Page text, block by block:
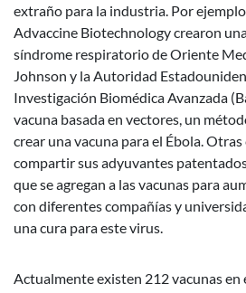
extraño para la industria. Por
Advaccine Biotechnology crearon
síndrome respiratorio de Oriente
Johnson y la Autoridad
Investigación Biomédica Avanzada
vacuna basada en vectores, un
crear una vacuna para el Ébola.
compartir sus adyuvantes
que se agregan a las vacunas para
con diferentes compañías y
una cura para este virus.
Actualmente existen 212 vacunas